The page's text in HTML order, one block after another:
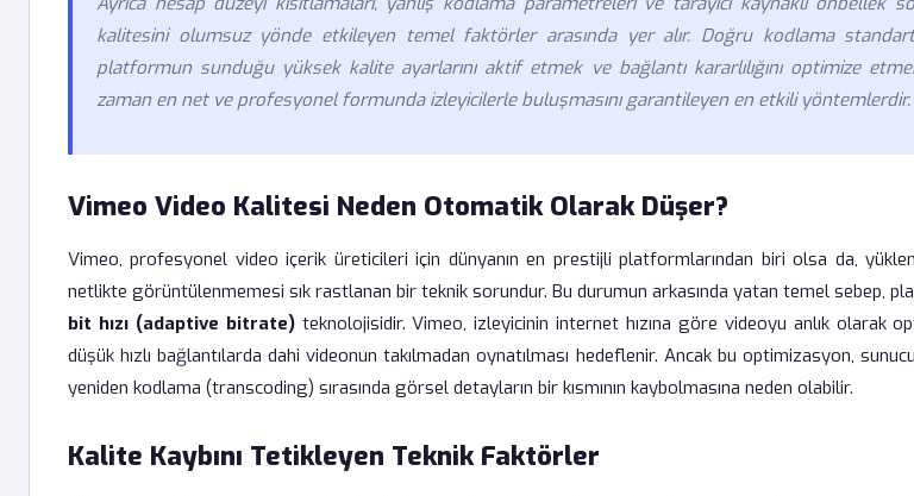
kalitesini olumsuz yönde etkileyen temel faktörler arasında yer alır. Doğru kodlama
platformun sunduğu yüksek kalite ayarlarını aktif etmek ve bağlantı kararlılığını optimize
zaman en net ve profesyonel formunda izleyicilerle buluşmasını garantileyen en etkili yöntemlerdir.
Vimeo Video Kalitesi Neden Otomatik Olarak Düşer?
Vimeo, profesyonel video içerik üreticileri için dünyanın en prestijli platformlarından biri olsa da,
netlikte görüntülenmemesi sık rastlanan bir teknik sorundur. Bu durumun arkasında yatan temel sebep,
bit hızı (adaptive bitrate)teknolojisidir. Vimeo, izleyicinin internet hızına göre videoyu anlık olarak
düşük hızlı bağlantılarda dahi videonun takılmadan oynatılması hedeflenir. Ancak bu optimizasyon,
yeniden kodlama (transcoding) sırasında görsel detayların bir kısmının kaybolmasına neden olabilir.
Kalite Kaybını Tetikleyen Teknik Faktörler